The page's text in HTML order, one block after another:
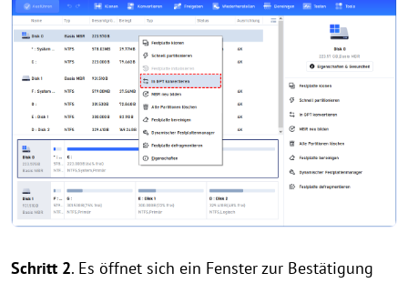
Schritt 2. Es öffnet sich ein Fenster zur Bestätigung